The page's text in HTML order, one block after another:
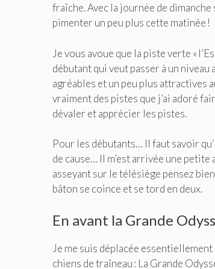
fraîche. Avec la journée de
pimenter un peu plus cette matinée !
Je vous avoue que la piste verte «
débutant qui veut passer à un
agréables et un peu plus attractives
vraiment des pistes que j’ai adoré
dévaler et apprécier les pistes.
Pour les débutants… Il faut savoir
de cause… Il m’est arrivée une
asseyant sur le télésiège pensez
bâton se coince et se tord en deux.
En avant la Grande
Je me suis déplacée
chiens de traîneau : La Grande